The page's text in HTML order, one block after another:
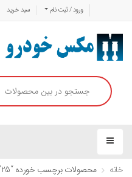
ورود / ثبت نام سبد خرید
خانه محصولات برچسب خورده “25”